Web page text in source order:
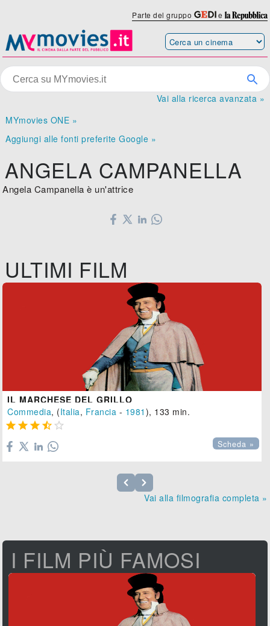
Parte del gruppo e
Vai alla ricerca avanzata »
MYmovies ONE »
Aggiungi alle fonti preferite Google »
ANGELA CAMPANELLA
Angela Campanella è un'attrice
ULTIMI FILM
IL MARCHESE DEL GRILLO
Commedia, (Italia, Francia - 1981 ), 133 min.
    
Scheda »
Vai alla filmografia completa »
I FILM PIÙ FAMOSI